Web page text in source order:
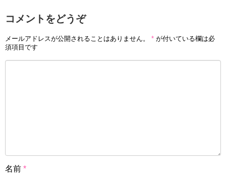
コメントをどうぞ
メールアドレスが公開されることはありません。 * が付いている欄は必
須項目です
名前 *